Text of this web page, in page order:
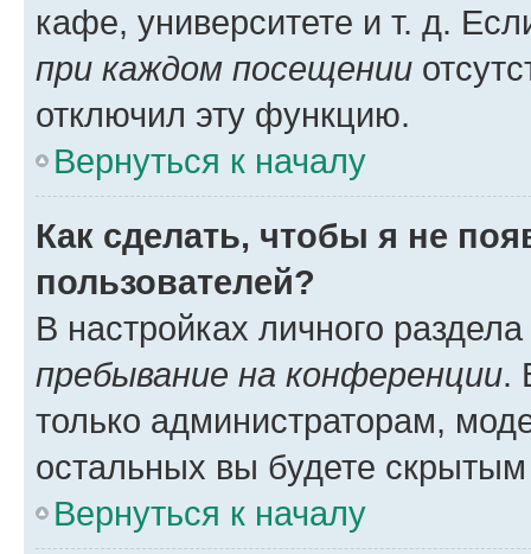
кафе, университете и т. д.
при каждом посещении
отключил эту функцию.
Вернуться к началу
Как сделать, чтобы я не
пользователей?
В настройках личного
пребывание на конференции.
только администраторам,
остальных вы будете
Вернуться к началу